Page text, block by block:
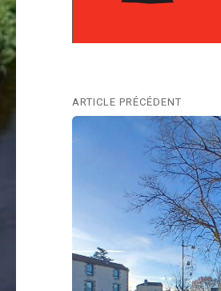
Navigation
de
ARTICLE PRÉCÉDENT